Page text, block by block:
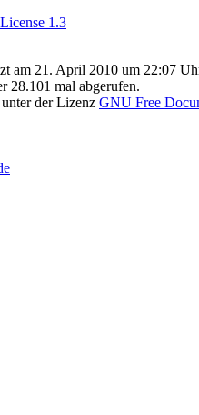
am 21. April 2010 um 22:07
28.101 mal abgerufen.
der Lizenz GNU Free